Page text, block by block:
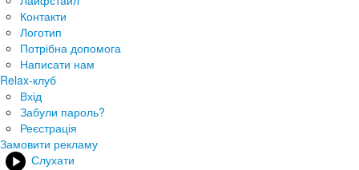
Контакти
Логотип
Потрібна допомога
Написати нам
Relax-клуб
Вхід
Забули пароль?
Реєстрація
Замовити рекламу
Слухати